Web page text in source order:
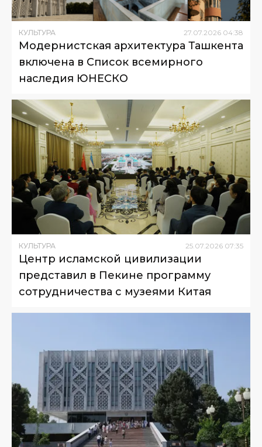
КУЛЬТУРА 27.07.2026 04:38
Модернистская архитектура Ташкента
включена в Список всемирного
наследия ЮНЕСКО
КУЛЬТУРА 25 07 2026 07:35
Центр исламской цивилизации
представил в Пекине программу
сотрудничества с музеями Китая